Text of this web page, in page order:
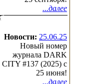
...далее
Новости: 25.06.25
Новый номер
журнала DARK
CITY #137 (2025) c
25 июня!
...далее